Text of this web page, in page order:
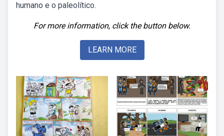
humano e o paleolítico.
For more information, click the button below.
LEARN MORE